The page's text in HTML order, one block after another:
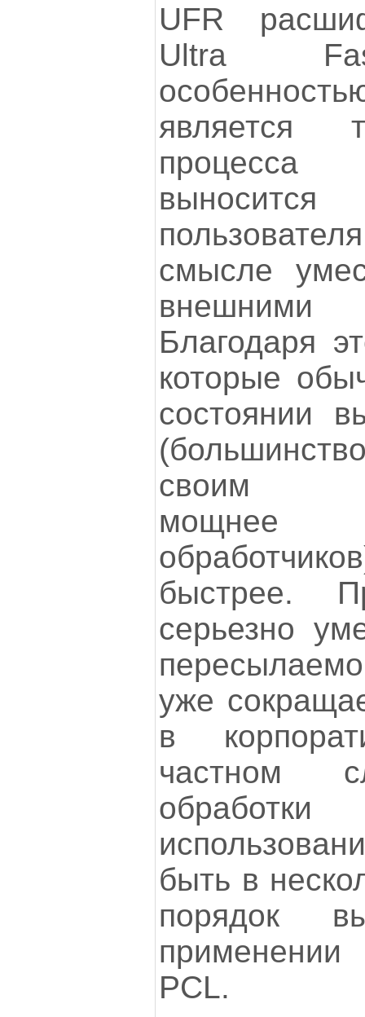
UFR
Ultra
является
процесса
смысле
внешними
Благодаря
которые
состоянии
своим
мощнее
быстрее.
серьезно
уже
в
частном
быть в
порядок
PCL.